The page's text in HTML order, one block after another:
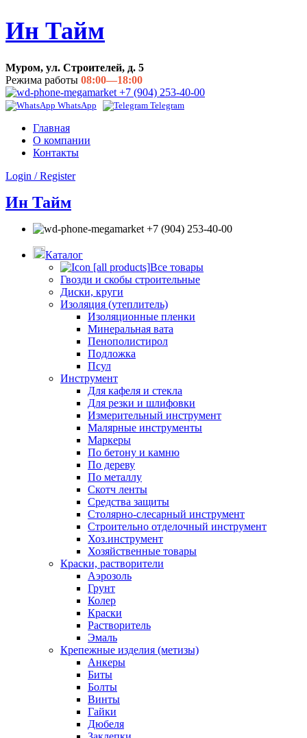
Ин Тайм
Муром, ул. Строителей, д. 5
Режима работы 08:00—18:00
+7 (904) 253-40-00
WhatsApp Telegram
Главная
О компании
Контакты
Login / Register
Ин Тайм
+7 (904) 253-40-00
Каталог
Все товары
Гвозди и скобы строительные
Диски, круги
Изоляция (утеплитель)
Изоляционные пленки
Минеральная вата
Пенополистирол
Подложка
Псул
Инструмент
Для кафеля и стекла
Для резки и шлифовки
Измерительный инструмент
Малярные инструменты
Маркеры
По бетону и камню
По дереву
По металлу
Скотч ленты
Средства защиты
Столярно-слесарный инструмент
Строительно отделочный инструмент
Хоз.инструмент
Хозяйственные товары
Краски, растворители
Аэрозоль
Грунт
Колер
Краски
Растворитель
Эмаль
Крепежные изделия (метизы)
Анкеры
Биты
Болты
Винты
Гайки
Дюбеля